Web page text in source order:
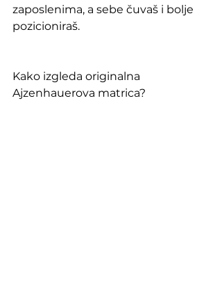
zaposlenima, a sebe čuvaš i bolje
pozicioniraš.
Kako izgleda originalna
Ajzenhauerova matrica?